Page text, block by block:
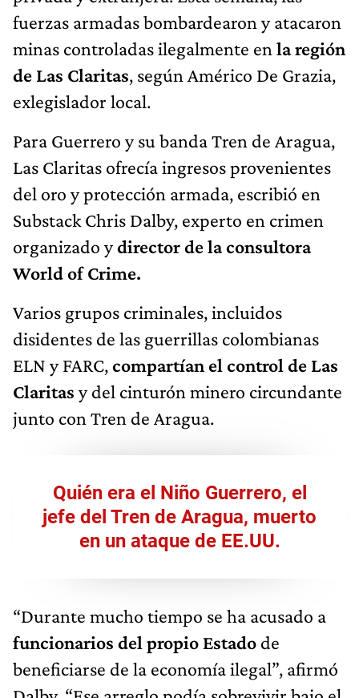
fuerzas armadas bombardearon y atacaron
minas controladas ilegalmente en la región
de Las Claritas, según Américo De Grazia,
exlegislador local.
Para Guerrero y su banda Tren de Aragua,
Las Claritas ofrecía ingresos provenientes
del oro y protección armada, escribió en
Substack Chris Dalby, experto en crimen
organizado ydirector de la consultora
World of Crime.
Varios grupos criminales, incluidos
disidentes de las guerrillas colombianas
ELN y FARC,compartían el control de Las
Claritas y del cinturón minero circundante
junto con Tren de Aragua.
Quién era el Niño Guerrero, el
jefe del Tren de Aragua, muerto
en un ataque de EE.UU.
“Durante mucho tiempo se ha acusado a
funcionarios del propio Estado de
beneficiarse de la economía ilegal”, afirmó